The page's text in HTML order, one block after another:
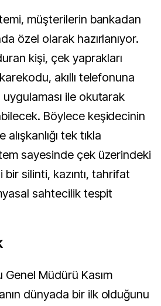
müşterilerin bankadan
özel olarak hazırlanıyor.
kişi, çek yaprakları
akıllı telefonuna
ile okutarak
Böylece keşidecinin
tek tıkla
sayesinde çek üzerindeki
silinti, kazıntı, tahrifat
sahtecilik tespit
Genel Müdürü Kasım
dünyada bir ilk olduğunu